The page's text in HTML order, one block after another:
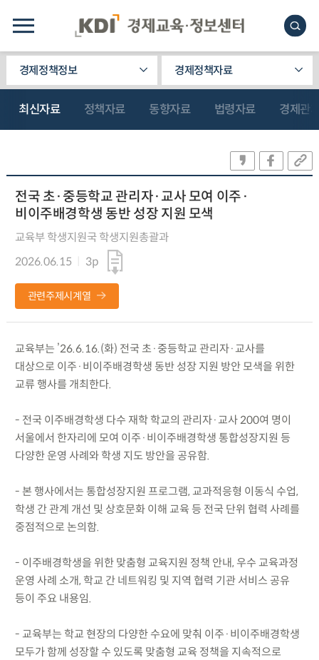
경제정책정보 경제정책자료
최신자료 정책자료 동향자료 법령자료 경제관
전국 초·중등학교 관리자·교사 모여 이주·
비이주배경학생 동반 성장 지원 모색
교육부 학생지원국 학생지원총괄과
2026.06.15
3p
관련주제시계열
교육부는 ’26.6.16.(화) 전국 초·중등학교 관리자·교사를
대상으로 이주·비이주배경학생 동반 성장 지원 방안 모색을 위한
교류 행사를 개최한다.
- 전국 이주배경학생 다수 재학 학교의 관리자·교사 200여 명이
서울에서 한자리에 모여 이주·비이주배경학생 통합성장지원 등
다양한 운영 사례와 학생 지도 방안을 공유함.
- 본 행사에서는 통합성장지원 프로그램, 교과적응형 이동식 수업,
학생 간 관계 개선 및 상호문화 이해 교육 등 전국 단위 협력 사례를
중점적으로 논의함.
- 이주배경학생을 위한 맞춤형 교육지원 정책 안내, 우수 교육과정
운영 사례 소개, 학교 간 네트워킹 및 지역 협력 기관 서비스 공유
등이 주요 내용임.
- 교육부는 학교 현장의 다양한 수요에 맞춰 이주·비이주배경학생
모두가 함께 성장할 수 있도록 맞춤형 교육 정책을 지속적으로